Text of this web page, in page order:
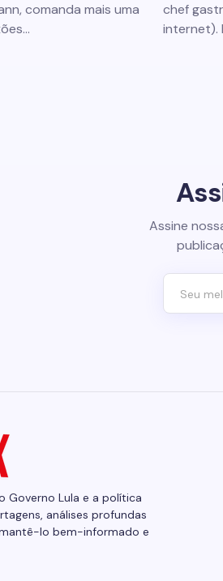
comanda mais uma
chef
internet).
Assine
Governo Lula e a política
análises profundas
lo bem-informado e